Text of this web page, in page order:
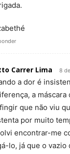
Carrer Lima 8
a dor é
a
que não viu
por muito
encontrar-me
lo, já que o